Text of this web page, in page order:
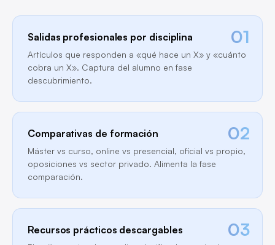
01
Salidas profesionales por disciplina
Artículos que responden a «qué hace un X» y «cuánto
cobra un X». Captura del alumno en fase
descubrimiento.
02
Comparativas de formación
Máster vs curso, online vs presencial, oficial vs propio,
oposiciones vs sector privado. Alimenta la fase
comparación.
03
Recursos prácticos descargables